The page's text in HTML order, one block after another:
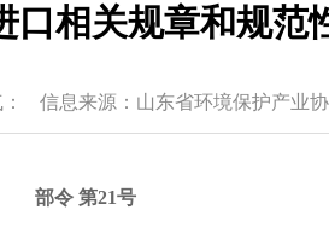
相关规章和规范
信息来源：山东省环境保护产业
部令 第21号